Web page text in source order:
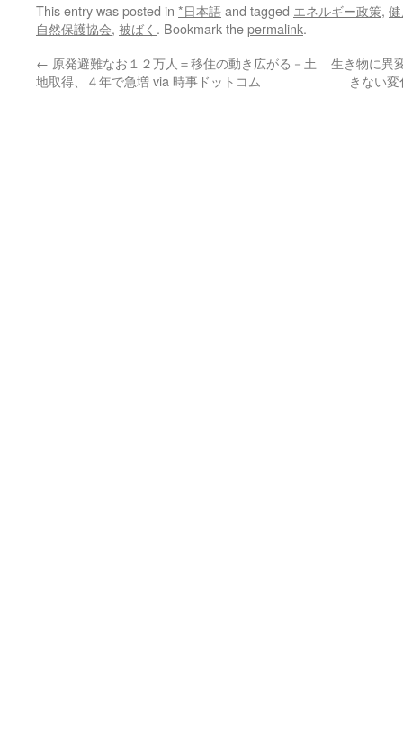
This entry was posted in *日本語and tagged エネルギー政策,
自然保護協会, 被ばく . Bookmark thepermalink.
← 原発避難なお１２万人＝移住の動き広がる－土
地取得、４年で急増 via 時事ドットコム
生き物に異
きない